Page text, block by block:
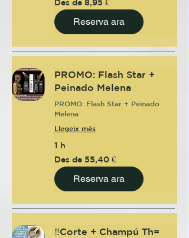
de
8,95
euros
Des de 8,95 €
Reserva ara
PROMO: Flash Star +
Peinado Melena
PROMO: Flash Star + Peinado
Melena
Llegeix més
1 h
Des
de
55,40
euros
Des de 55,40 €
Reserva ara
‼️Corte + Champú Th=